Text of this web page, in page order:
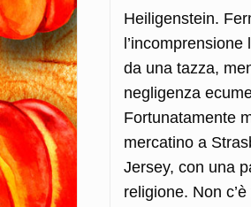
Heiligenstein.
da una tazza,
negligenza
Fortunatamente
mercatino a
Jersey, con una
religione. Non